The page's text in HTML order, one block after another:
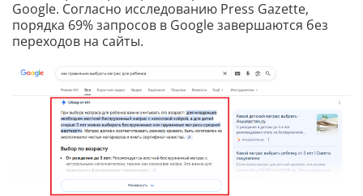
Google. Согласно исследованию Press Gazette,
порядка 69% запросов в Google завершаются без
переходов на сайты.